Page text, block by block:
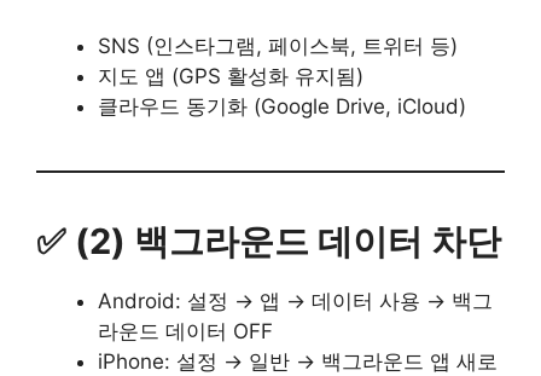
SNS (인스타그램, 페이스북, 트위터 등)
지도 앱 (GPS 활성화 유지됨)
클라우드 동기화 (Google Drive, iCloud)
✅ (2) 백그라운드 데이터 차단
Android: 설정 → 앱 → 데이터 사용 → 백그
라운드 데이터 OFF
iPhone: 설정 → 일반 → 백그라운드 앱 새로